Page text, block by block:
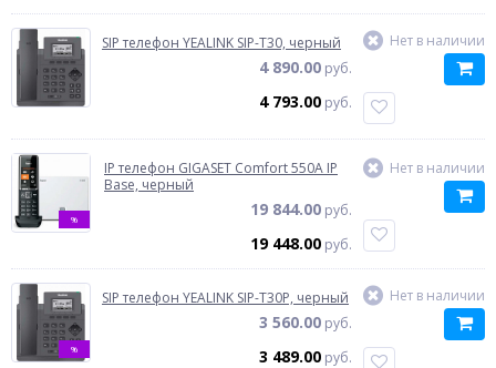
SIP телефон YEALINK SIP-T30, черный
4 890.00 руб.
4 793.00 руб.
Нет в наличии
%
IP телефон GIGASET Comfort 550A IP
Base, черный
19 844.00 руб.
19 448.00 руб.
Нет в наличии
%
SIP телефон YEALINK SIP-T30P, черный
3 560.00 руб.
3 489.00 руб.
Нет в наличии